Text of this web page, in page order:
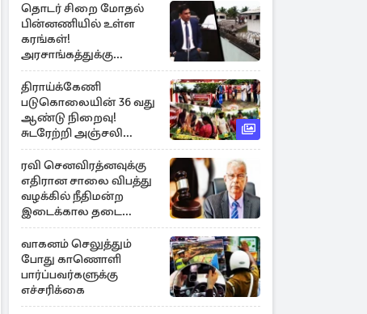
தொடர் சிறை மோதல்
பின்னணியில் உள்ள
கரங்கள்!
அரசாங்கத்துக்கு
கிடைத்த புலனாய்வு
தகவல்
திராய்க்கேணி
படுகொலையின் 36 வது
ஆண்டு நிறைவு!
சுடரேற்றி அஞ்சலி
செலுத்திய மக்கள்
ரவி செனவிரத்னவுக்கு
எதிரான சாலை விபத்து
வழக்கில் நீதிமன்ற
இடைக்கால தடை
உத்தரவு!
வாகனம் செலுத்தும்
போது காணொளி
பார்ப்பவர்களுக்கு
எச்சரிக்கை